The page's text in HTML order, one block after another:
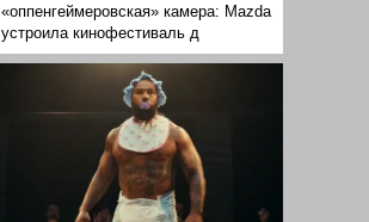
«оппенгеймеровская» камера: Mazda
устроила кинофестиваль д